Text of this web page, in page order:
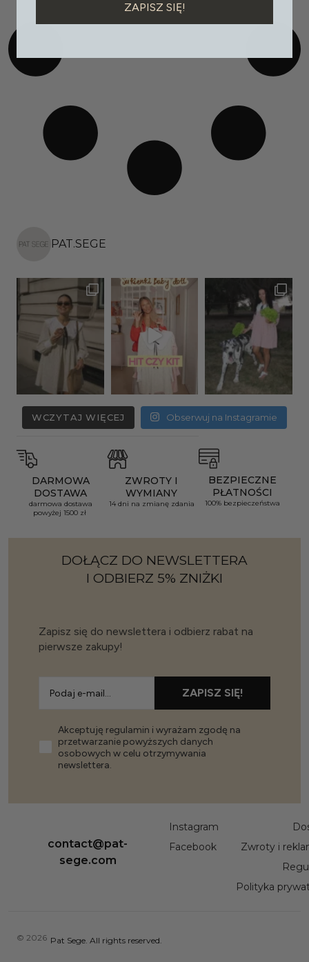
PAT.SEGE
WCZYTAJ WIĘCEJ Obserwuj na Instagramie
DARMOWA
DOSTAWA
darmowa dostawa
powyżej 1500 zł
ZWROTY I
WYMIANY
14 dni na zmianę zdania
BEZPIECZNE
PŁATNOŚCI
100% bezpieczeństwa
DOŁĄCZ DO NEWSLETTERA
I ODBIERZ 5% ZNIŻKI
Zapisz się do newslettera i odbierz rabat na
pierwsze zakupy!
ZAPISZ SIĘ!
Akceptuję regulamin i wyrażam zgodę na
przetwarzanie powyższych danych
osobowych w celu otrzymywania
newslettera.
contact@pat-
sege.com
Instagram
Facebook
Zwroty i
Polityka
© 2026 Pat Sege. All rights reserved.
ZAPISZ SIĘ!